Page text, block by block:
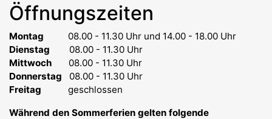
Öffnungszeiten
Montag 08.00 - 11.30 Uhr und 14.00 - 18.00 Uhr
Dienstag 08.00 - 11.30 Uhr
Mittwoch 08.00 - 11.30 Uhr
Donnerstag 08.00 - 11.30 Uhr
Freitag geschlossen
Während den Sommerferien gelten folgende